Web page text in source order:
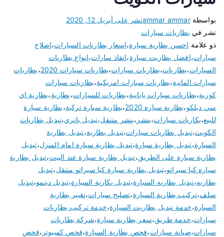
بواسطةammar ammarنشر على أبريل 12, 2020
نشر في بطاريات سيارات
ذو علامة احسن بطارية سيارة،اسعار بطاريات السيارات،اصلاح
سيارات،افضل بطاريت سيارة،انقاذ سارات،انواع بطاريات
السيارات،بطاريات،بطاريات سيارات،بطاريات سيارات 2020 ،بطاريات
سيارات المانية،بطاريات سيارات امريكية،بطاريات سيارات
كورية،بطاريات سيارات يابانية،بطاريات للسيارات،بطارية،بطارية اي
سي ديلكو،بطارية سيارة 2020 ،بطارية سيارة تركية،بطارية سيارة
للبيع،بكاريات سيارات،بنشر ،بنشر متنقل،تبديل باتري،تبديل بطاريات
الكويت،تبديل بطاريات سيارات،تبديل بطارية،تبديل بطارية
السيارة،تبديل بطارية سيارة،تبديل بطارية سيارة امام المنزل،تبديل
بطارية سيارة على الطريق،تبديل بطارية سيارة عند البيت،تبديل بطارية
سيارة كيا سيراتو،تبديل بطارية سيارة كيا سيراتو متنقل،تبديل
بطاريه،تبديل بطاريه السيارة،تبديل بكارية السيارة،تبديل دينمو،تبديل
سلف،تركيب بطارية السيارة،تصليح سيارات،تغيير بطارية
السيارة،خدمة تبديل بطاريت السيارة،خدمة تركيب بطاريات
سيارات،خدمة طريق،سعر بطارية سيارة،شركة بطاريات
سيارات،صيانة سيارات،فحص بطارية السيارة،فحص كمبيوتر ،فحص